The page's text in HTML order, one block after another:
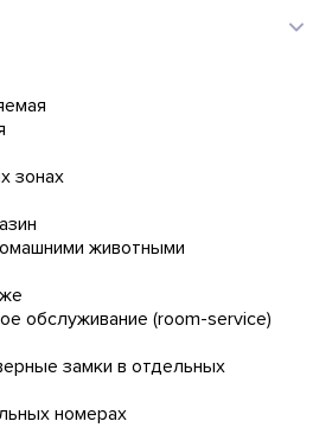
зонах
животными
обслуживание (room-service)
замки в отдельных
номерах